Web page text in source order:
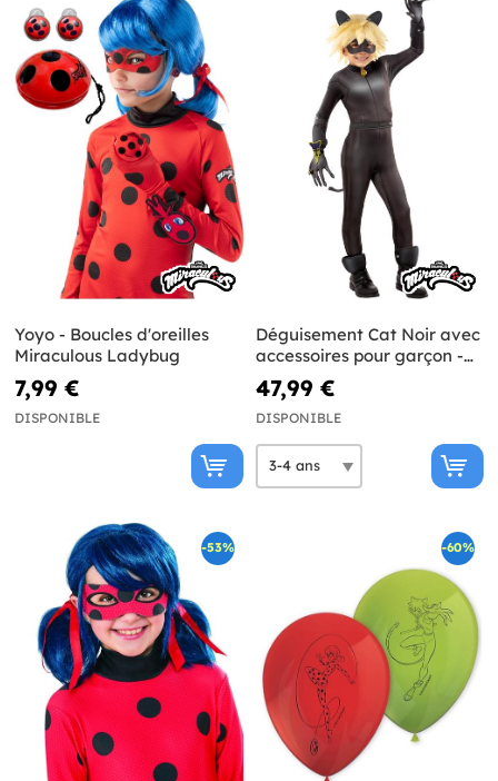
Yoyo - Boucles d'oreilles
Miraculous Ladybug
7,99 €
DISPONIBLE
Déguisement Cat Noir avec
accessoires pour garçon -
Ladybug
47,99 €
DISPONIBLE
-53% -60%